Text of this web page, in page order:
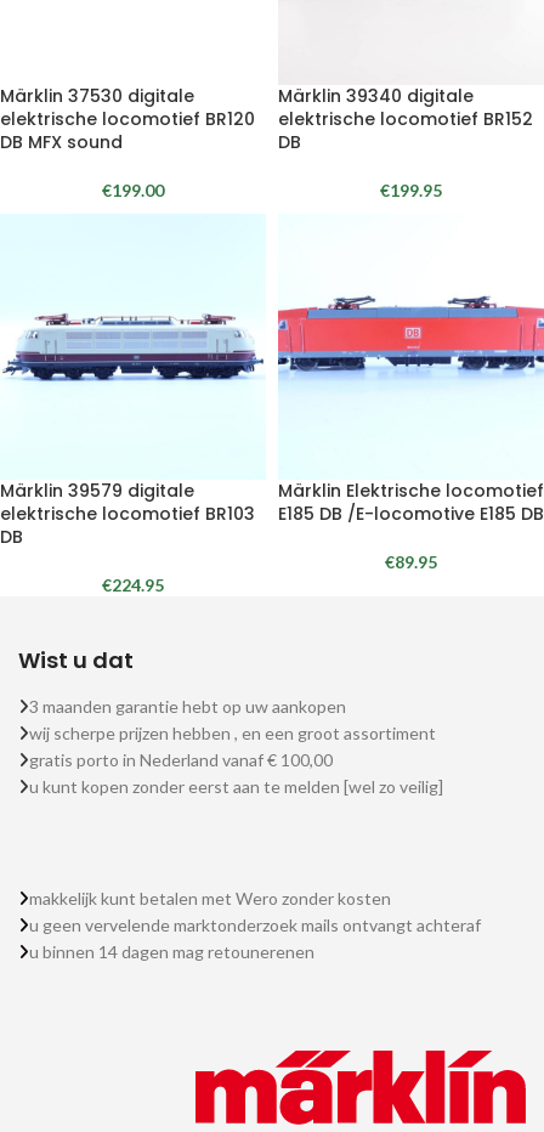
Märklin 37530 digitale
elektrische locomotief BR120
DB MFX sound
€199.00
Märklin 39340 digitale
elektrische locomotief BR152
DB
€199.95
Märklin 39579 digitale
elektrische locomotief BR103
DB
€224.95
Märklin Elektrische locomotief
E185 DB /E-locomotive E185 DB
€89.95
Wist u dat
3 maanden garantie hebt op uw aankopen
wij scherpe prijzen hebben , en een groot assortiment
gratis porto in Nederland vanaf € 100,00
u kunt kopen zonder eerst aan te melden [wel zo veilig]
makkelijk kunt betalen met Wero zonder kosten
u geen vervelende marktonderzoek mails ontvangt achteraf
u binnen 14 dagen mag retounerenen